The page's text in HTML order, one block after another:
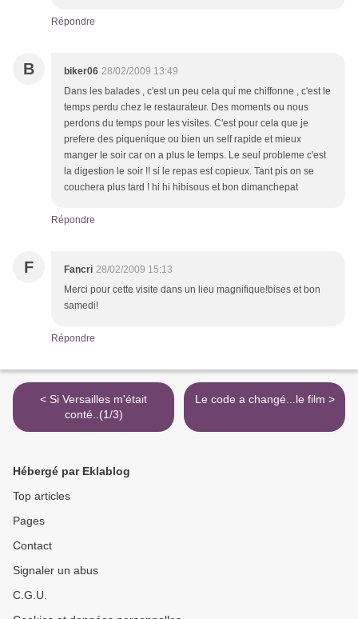
Répondre
B biker06 28/02/2009 13:49
Dans les balades , c'est un peu cela qui me chiffonne , c'est le
temps perdu chez le restaurateur. Des moments ou nous
perdons du temps pour les visites. C'est pour cela que je
prefere des piquenique ou bien un self rapide et mieux
manger le soir car on a plus le temps. Le seul probleme c'est
la digestion le soir !! si le repas est copieux. Tant pis on se
couchera plus tard ! hi hi hibisous et bon dimanchepat
Répondre
F Fancri 28/02/2009 15:13
Merci pour cette visite dans un lieu magnifique!bises et bon
samedi!
Répondre
< Si Versailles m'était
conté..(1/3)
Le code a changé...le film >
Hébergé par Eklablog
Top articles
Pages
Contact
Signaler un abus
C.G.U.